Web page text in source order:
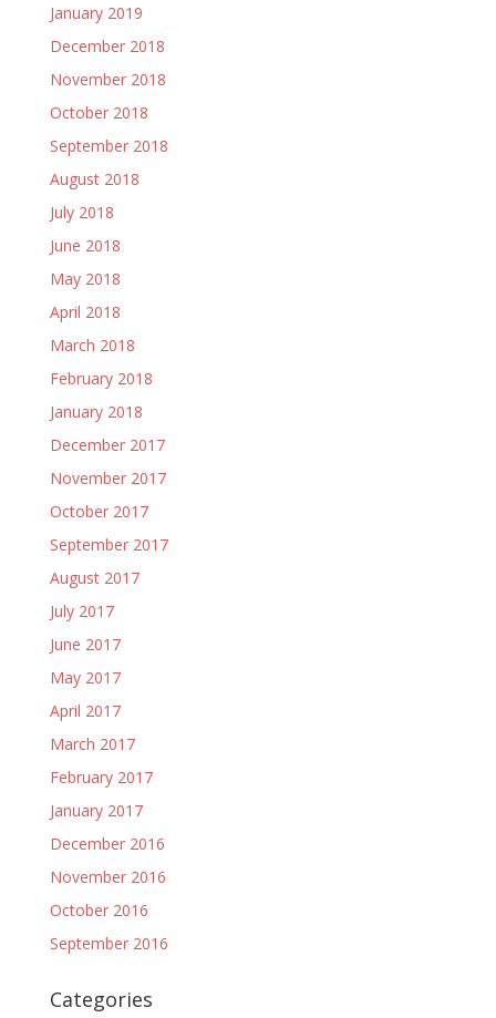
January 2019
December 2018
November 2018
October 2018
September 2018
August 2018
July 2018
June 2018
May 2018
April 2018
March 2018
February 2018
January 2018
December 2017
November 2017
October 2017
September 2017
August 2017
July 2017
June 2017
May 2017
April 2017
March 2017
February 2017
January 2017
December 2016
November 2016
October 2016
September 2016
Categories